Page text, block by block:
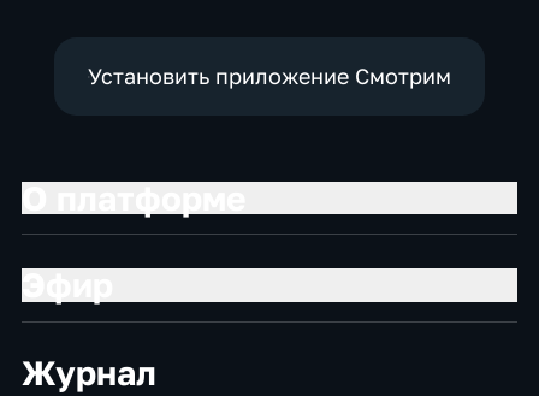
Установить приложение Смотрим
Журнал